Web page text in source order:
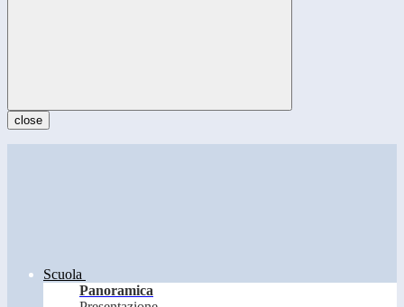
close
Scuola
Panoramica